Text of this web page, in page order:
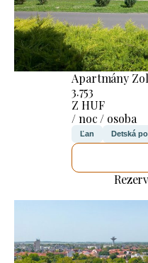
Apartmány
3.753
Z HUF
/ noc / osoba
Ľan Detská